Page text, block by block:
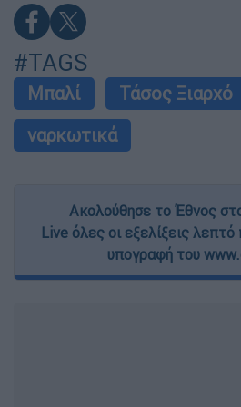
#TAGS
Μπαλί Τάσος Ξιαρχό
ναρκωτικά
Ακολούθησε το Έθνος
Live όλες οι εξελίξεις
υπογραφή του